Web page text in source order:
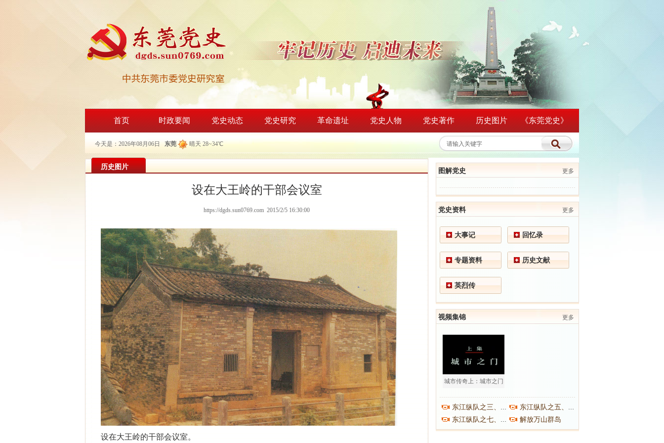
首页 时政要闻 党史动态 党史研究 革命遗址 党史人物 党史著作 历史图片 《东莞党史》
今天是：2026年08月06日 东莞 晴天 28~34℃
历史图片
设在大王岭的干部会议室
https://dgds.sun0769.com 2015/2/5 16:30:00
设在大王岭的干部会议室。
图解党史 更多
党史资料 更多
大事记 回忆录
专题资料 历史文献
英烈传
视频集锦 更多
城市传奇上：城市之门
东江纵队之三、之四
东江纵队之五、之六
东江纵队之七、之八
解放万山群岛